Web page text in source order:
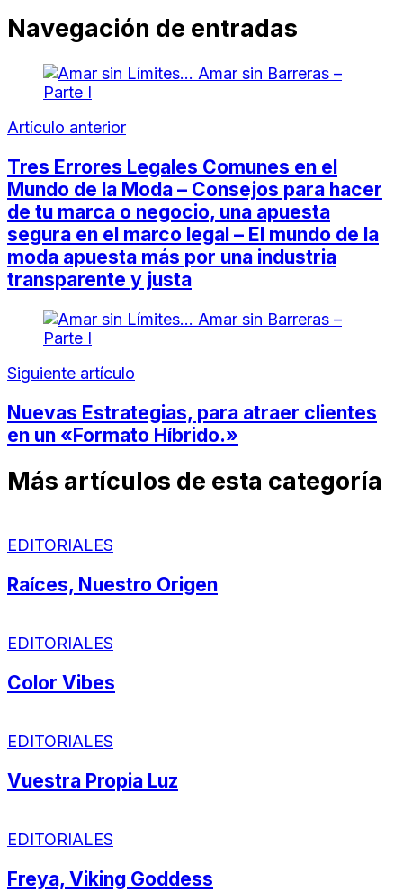
Navegación de entradas
Artículo anterior
Tres Errores Legales Comunes en el
Mundo de la Moda – Consejos para hacer
de tu marca o negocio, una apuesta
segura en el marco legal – El mundo de la
moda apuesta más por una industria
transparente y justa
Siguiente artículo
Nuevas Estrategias, para atraer clientes
en un «Formato Híbrido.»
Más artículos de esta categoría
EDITORIALES
Raíces, Nuestro Origen
EDITORIALES
Color Vibes
EDITORIALES
Vuestra Propia Luz
EDITORIALES
Freya, Viking Goddess